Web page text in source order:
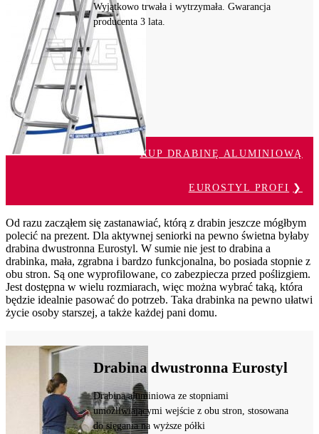
Wyjątkowo trwała i wytrzymała. Gwarancja
producenta 3 lata.
KUP DRABINĘ ALUMINIOWĄ
EUROSTYL PROFI
Od razu zacząłem się zastanawiać, którą z drabin jeszcze mógłbym
polecić na prezent. Dla aktywnej seniorki na pewno świetna byłaby
drabina dwustronna Eurostyl. W sumie nie jest to drabina a
drabinka, mała, zgrabna i bardzo funkcjonalna, bo posiada stopnie z
obu stron. Są one wyprofilowane, co zabezpiecza przed poślizgiem.
Jest dostępna w wielu rozmiarach, więc można wybrać taką, która
będzie idealnie pasować do potrzeb. Taka drabinka na pewno ułatwi
życie osoby starszej, a także każdej pani domu.
Drabina dwustronna Eurostyl
Drabina aluminiowa ze stopniami
umożliwiającymi wejście z obu stron, stosowana
do sięgania na wyższe półki